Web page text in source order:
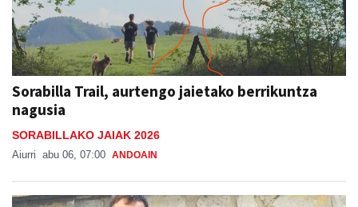
Sorabilla Trail, aurtengo jaietako berrikuntza
nagusia
SORABILLAKO JAIAK 2026
Aiurri abu 06, 07:00 ANDOAIN